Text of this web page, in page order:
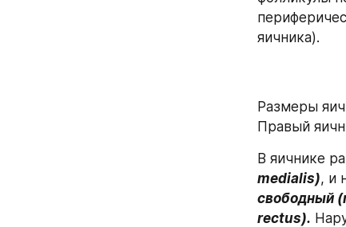
яичника).
Размеры
Правый
В яичнике
medialis), и
свободный
rectus).